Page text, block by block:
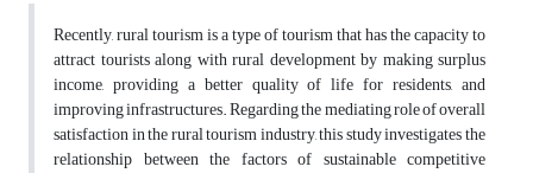
Recently, rural tourism is a type of tourism that has the capacity to
attract tourists along with rural development by making surplus
income, providing a better quality of life for residents, and
improving infrastructures. Regarding the mediating role of overall
satisfaction in the rural tourism industry, this study investigates the
relationship between the factors of sustainable competitive